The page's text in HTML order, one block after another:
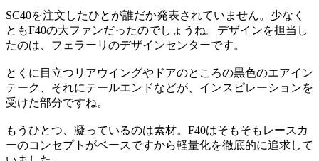
SC40を注文したひとが誰だか発表されていません。少なく
ともF40の大ファンだったのでしょうね。デザインを担当し
たのは、フェラーリのデザインセンターです。
とくに目立つリアウイングやドアのところの黒色のエアイン
テーク、それにテールエンドなどが、インスピレーションを
受けた部分ですね。
もうひとつ、凝っているのは素材。F40はそもそもレースカ
ーのコンセプトがベースですから軽量化を徹底的に追求して